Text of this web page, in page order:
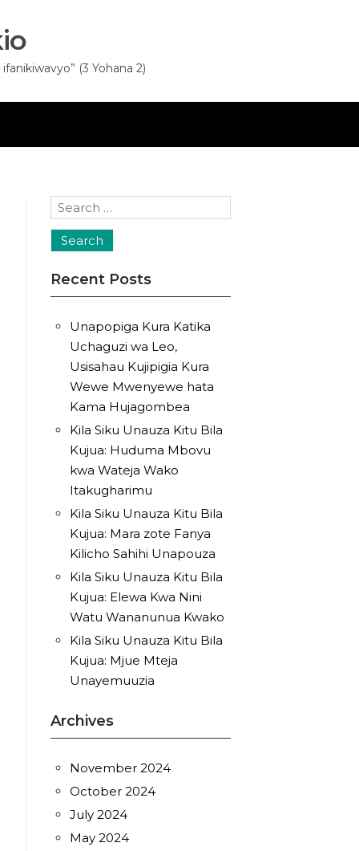
(3 Yohana 2)
Search
Recent Posts
Unapopiga Kura Katika
Uchaguzi wa Leo,
Usisahau Kujipigia Kura
Wewe Mwenyewe hata
Kama Hujagombea
Kila Siku Unauza Kitu Bila
Kujua: Huduma Mbovu
kwa Wateja Wako
Itakugharimu
Kila Siku Unauza Kitu Bila
Kujua: Mara zote Fanya
Kilicho Sahihi Unapouza
Kila Siku Unauza Kitu Bila
Kujua: Elewa Kwa Nini
Watu Wananunua Kwako
Kila Siku Unauza Kitu Bila
Kujua: Mjue Mteja
Unayemuuzia
Archives
November 2024
October 2024
July 2024
May 2024